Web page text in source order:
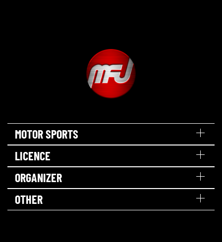
MOTOR SPORTS
LICENCE
ORGANIZER
OTHER